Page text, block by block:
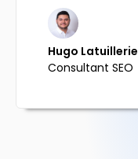
Hugo Latuillerie
Consultant SEO